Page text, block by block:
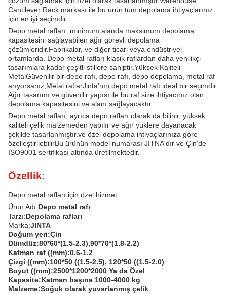
Cantilever Rack markası ile bu ürün tüm depolama ihtiyaçlarınız
için en iyi seçimdir.
Depo metal rafları, minimum alanda maksimum depolama
kapasitesini sağlayabilen ağır görevli depolama
çözümleridir.Fabrikalar, ve diğer ticari veya endüstriyel
ortamlarda. Depo metal rafları klasik raflardan daha yenilikçi
tasarımlara kadar çeşitli stillere sahiptir.Yüksek Kaliteli
MetalGüvenilir bir depo rafı, depo rafı, depo depolama, metal raf
arıyorsanız,Metal raflarJinta'nın depo metal rafı ideal bir seçimdir.
Ağır tasarımı ve güvenilir yapısı ile bu raf size ihtiyacınız olan
depolama kapasitesini ve alanı sağlayacaktır.
Depo metal rafları, ayrıca depo rafları olarak da bilinir, yüksek
kaliteli çelik malzemeden yapılır ve ağır yüklere dayanacak
şekilde tasarlanmıştır.ve özel depolama ihtiyaçlarınıza göre
özelleştirilebilirBu ürünün model numarası JITNA'dır ve Çin'de
ISO9001 sertifikası altında üretilmektedir.
Özellik:
Depo metal rafları için özel hizmet
Ürün Adı:Depo metal rafı
Tarzı:Depolama rafları
Marka:JINTA
Doğum yeri:Çin
Dümdüz:80*60*(1.5-2.3),90*70*(1.8-2.2)
Katman raf ((mm):0.6-1.2
Çizgi ((mm):100*50 ((1.5-2.5), 120*50 ((1.5-2.0)
Boyut ((mm):2500*1200*2000 Ya da Özel
Kapasite:Katman başına 1000-4000 kg
Malzeme:Soğuk olarak yuvarlanmış çelik